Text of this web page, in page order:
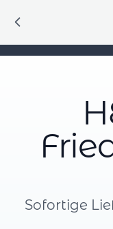
Sofortige